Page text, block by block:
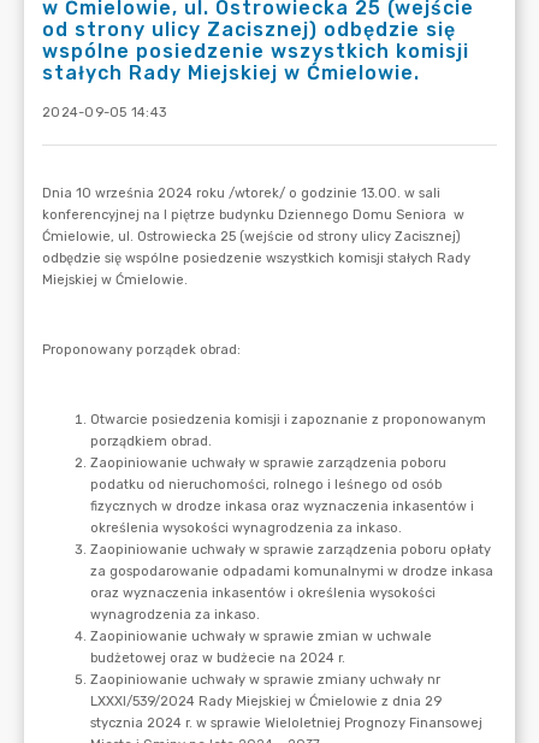
w Ćmielowie, ul. Ostrowiecka 25 (wejście
od strony ulicy Zacisznej) odbędzie się
wspólne posiedzenie wszystkich komisji
stałych Rady Miejskiej w Ćmielowie.
2024-09-05 14:43